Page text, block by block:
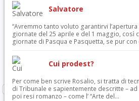
Salvatore
“Avremmo tanto voluto garantirvi
giornate del 25 aprile e del 1 maggio, così
giornate di Pasqua e Pasquetta, se pur
Cui prodest?
Per come ben scrive Rosalio, si tratta di
di Tribunale e sapientemente descritte –
poi resi romanzo – come l’ “Arte del...